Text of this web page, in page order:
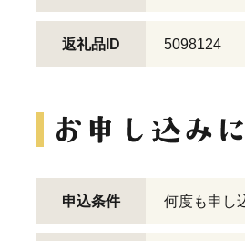
返礼品ID 5098124
申込条件 何度も申し